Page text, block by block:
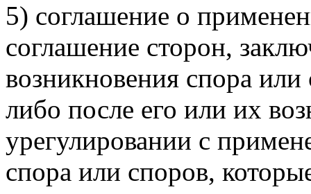
5) соглашение о
соглашение сторон,
возникновения спора
либо после его или их
урегулировании с
спора или споров,